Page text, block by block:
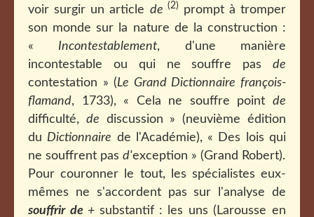
voir surgir un article de (2)
prompt à tromper
son monde sur la nature de la construction :
« Incontestablement, d'une manière
incontestable ou qui ne souffre pas de
contestation » (Le Grand Dictionnaire françois-
flamand, 1733), « Cela ne souffre point de
difficulté, de discussion » (neuvième édition
du Dictionnaire de l'Académie), « Des lois qui
ne souffrent pas d'exception » (Grand Robert).
Pour couronner le tout, les spécialistes eux-
mêmes ne s'accordent pas sur l'analyse de
souffrir de+ substantif : les uns (Larousse en